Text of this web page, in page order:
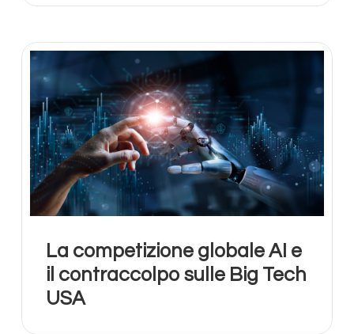
La competizione globale AI e
il contraccolpo sulle Big Tech
USA